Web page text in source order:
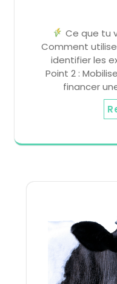
Ce que tu
Comment
identifier les
Point 2 :
financer